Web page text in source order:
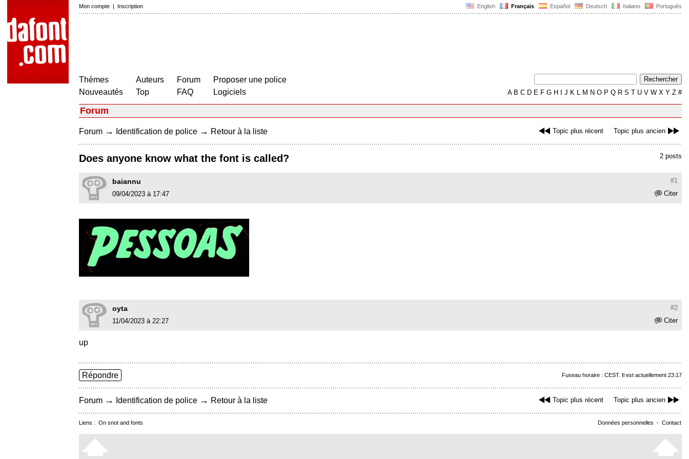
English Français Español Deutsch Italiano Português
Mon compte | Inscription
Thèmes
Nouveautés
Auteurs
Top
Forum
FAQ
Proposer une police
Logiciels
AB C D E F G H J K L M N O P Q R S T U V W X Y Z #
Forum
Topic plus récent Topic plus ancien
Forum → Identification de police → Retour à la liste
2 posts
Does anyone know what the font is called?
#1
baiannu
Citer
09/04/2023 à 17:47
#2
oyta
Citer
11/04/2023 à 22:27
up
Fuseau horaire : CEST. Il est actuellement 23:17
Répondre
Topic plus récent Topic plus ancien
Forum → Identification de police → Retour à la liste
Données personnelles - Contact
Liens : On snot and fonts